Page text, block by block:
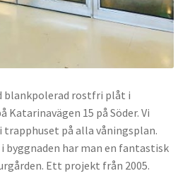
blankpolerad rostfri plåt i
Katarinavägen 15 på Söder. Vi
trapphuset på alla våningsplan.
byggnaden har man en fantastisk
Ett projekt från 2005.